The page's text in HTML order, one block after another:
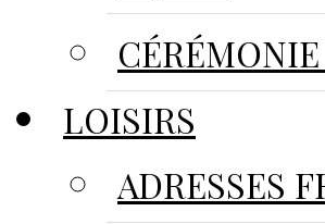
LOISIRS
ADRESSES